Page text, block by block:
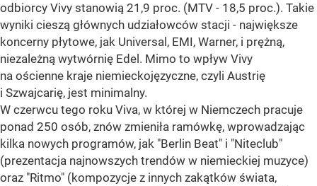
odbiorcy Vivy stanowią 21,9 proc. (MTV - 18,5 proc.). Takie
wyniki cieszą głównych udziałowców stacji - największe
koncerny płytowe, jak Universal, EMI, Warner, i prężną,
niezależną wytwórnię Edel. Mimo to wpływ Vivy
na ościenne kraje niemieckojęzyczne, czyli Austrię
i Szwajcarię, jest minimalny.
W czerwcu tego roku Viva, w której w Niemczech pracuje
ponad 250 osób, znów zmieniła ramówkę, wprowadzając
kilka nowych programów, jak "Berlin Beat" i "Niteclub"
(prezentacja najnowszych trendów w niemieckiej muzyce)
oraz "Ritmo" (kompozycje z innych zakątków świata,